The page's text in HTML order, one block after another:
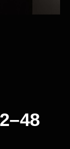
48